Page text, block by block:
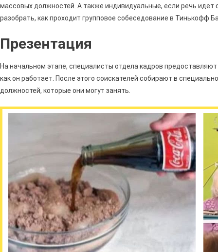
массовых должностей. А также индивидуальные, если речь идет
разобрать, как проходит групповое собеседование в Тинькофф
Презентация
На начальном этапе, специалисты отдела кадров
как он работает. После этого соискателей собирают в
должностей, которые они могут занять.